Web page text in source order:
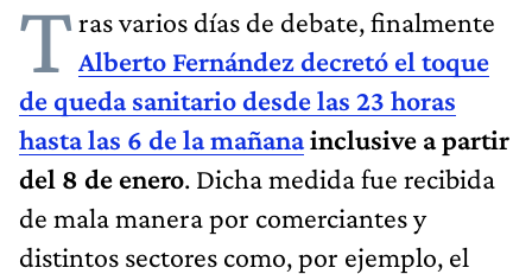
Tras varios días de debate, finalmente
Alberto Fernández decretó el toque
de queda sanitario desde las 23 horas
hasta las 6 de la mañanainclusive a partir
del 8 de enero. Dicha medida fue recibida
de mala manera por comerciantes y
distintos sectores como, por ejemplo, el